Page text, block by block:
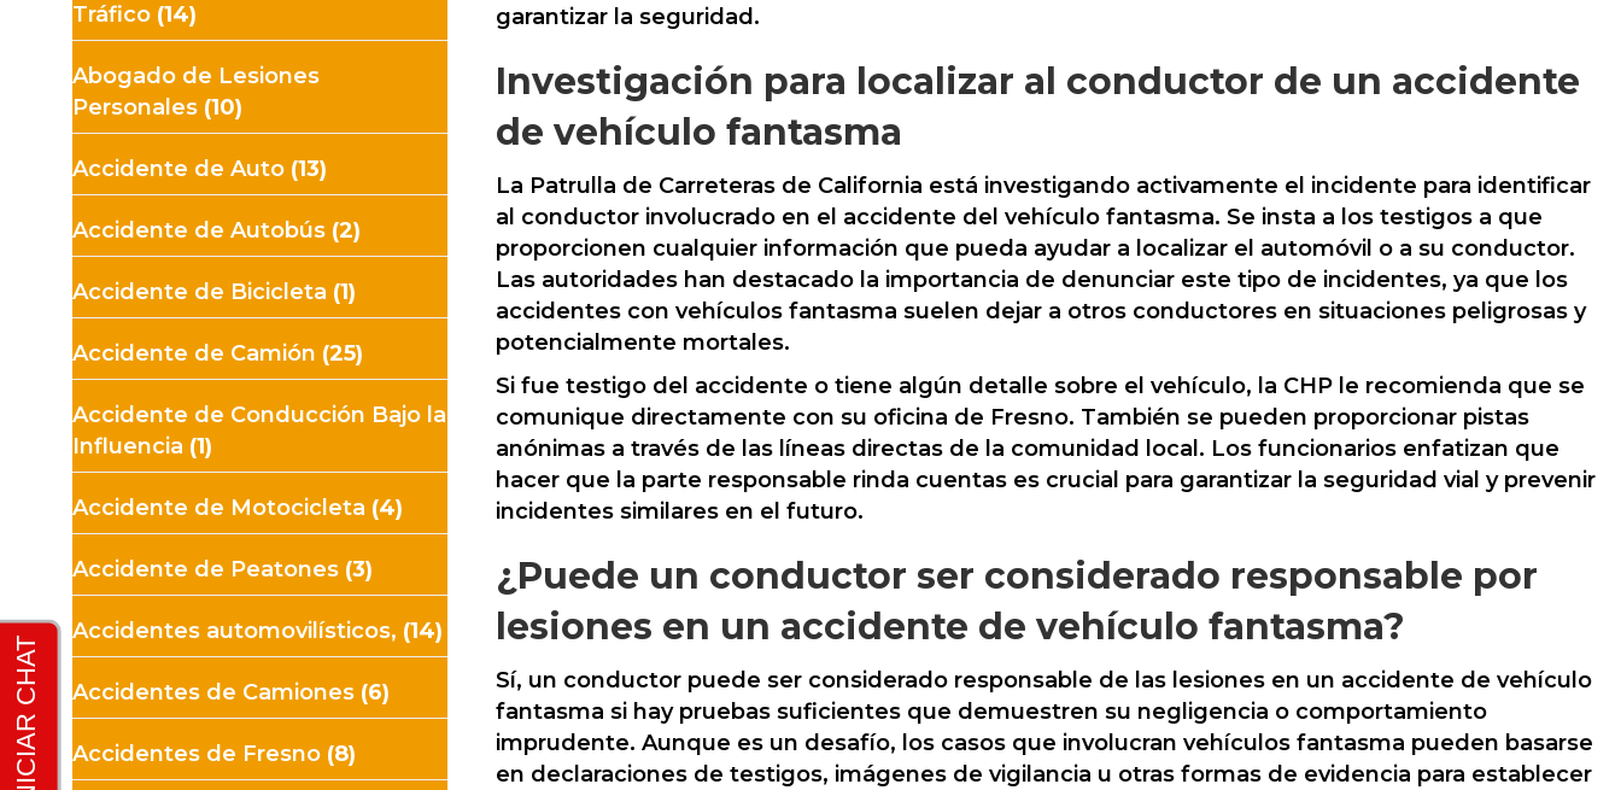
Tráfico (14)
Abogado de Lesiones
Personales (10)
Accidente de Auto (13)
Accidente de Autobús (2)
Accidente de Bicicleta (1)
Accidente de Camión (25)
Accidente de Conducción Bajo la
Influencia (1)
Accidente de Motocicleta (4)
Accidente de Peatones (3)
Accidentes automovilísticos, (14)
Accidentes de Camiones (6)
Accidentes de Fresno (8)
garantizar la seguridad.
Investigación para localizar al conductor de un accidente
de vehículo fantasma
La Patrulla de Carreteras de California está investigando activamente el incidente para identificar
al conductor involucrado en el accidente del vehículo fantasma. Se insta a los testigos a que
proporcionen cualquier información que pueda ayudar a localizar el automóvil o a su conductor.
Las autoridades han destacado la importancia de denunciar este tipo de incidentes, ya que los
accidentes con vehículos fantasma suelen dejar a otros conductores en situaciones peligrosas y
potencialmente mortales.
Si fue testigo del accidente o tiene algún detalle sobre el vehículo, la CHP le recomienda que se
comunique directamente con su oficina de Fresno. También se pueden proporcionar pistas
anónimas a través de las líneas directas de la comunidad local. Los funcionarios enfatizan que
hacer que la parte responsable rinda cuentas es crucial para garantizar la seguridad vial y prevenir
incidentes similares en el futuro.
¿Puede un conductor ser considerado responsable por
lesiones en un accidente de vehículo fantasma?
Sí, un conductor puede ser considerado responsable de las lesiones en un accidente de vehículo
fantasma si hay pruebas suficientes que demuestren su negligencia o comportamiento
imprudente. Aunque es un desafío, los casos que involucran vehículos fantasma pueden basarse
en declaraciones de testigos, imágenes de vigilancia u otras formas de evidencia para establecer